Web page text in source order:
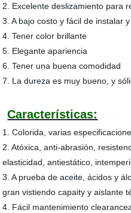
2. Excelente deslizamiento para
3. A bajo costo y fácil de instalar y
4. Tener color brillante
5. Elegante apariencia
6. Tener una buena comodidad
7. La dureza es muy bueno, y
Características:
1. Colorida, varias
2. Atóxica, anti-abrasión,
elasticidad, antiestático,
3. A prueba de aceite, ácidos y
gran vistiendo capaity y aislante
4. Fácil mantenimiento